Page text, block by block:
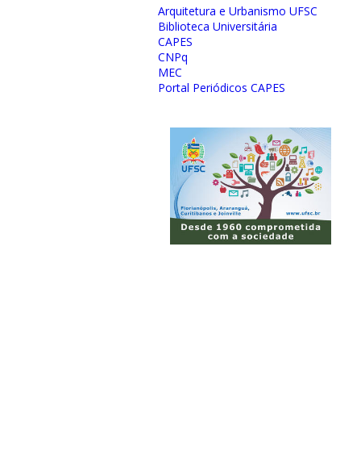
Arquitetura e Urbanismo UFSC
Biblioteca Universitária
CAPES
CNPq
MEC
Portal Periódicos CAPES